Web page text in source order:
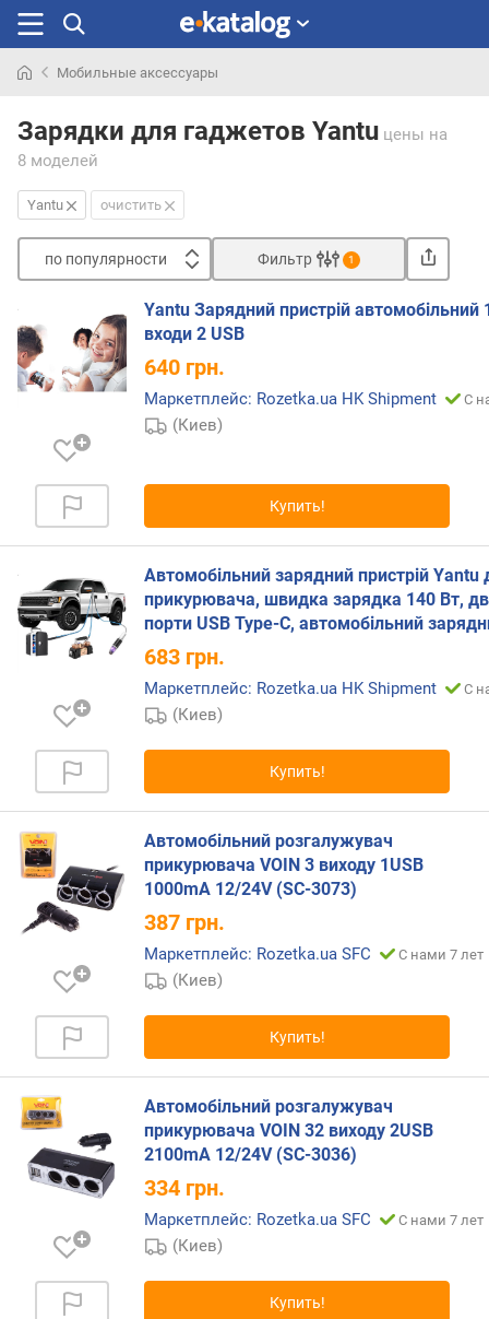
раньше
Мобильные аксессуары
Зарядки для гаджетов Yantu цены на
8 моделей
Yantu очистить
по популярности
о
у
л
я
н
с
т
и
д
ш
ы
х
к
д
о
о
г
и
о
т
д
о
р
о
и
к
Фильтр 1
Yantu Зарядний пристрій автомобільний
входи 2 USB
640 грн.
Маркетплейс: Rozetka.ua HK Shipment С
(Киев)
Купить!
Автомобільний зарядний пристрій Yantu
прикурювача, швидка зарядка 140 Вт,
порти USB Type-C, автомобільний
683 грн.
Маркетплейс: Rozetka.ua HK Shipment С
(Киев)
Купить!
Автомобільний розгалужувач
прикурювача VOIN 3 виходу 1USB
1000mA 12/24V (SC-3073)
387 грн.
Маркетплейс: Rozetka.ua SFC С нами 7 лет
(Киев)
Купить!
Автомобільний розгалужувач
прикурювача VOIN 32 виходу 2USB
2100mA 12/24V (SC-3036)
334 грн.
Маркетплейс: Rozetka.ua SFC С нами 7 лет
(Киев)
Купить!